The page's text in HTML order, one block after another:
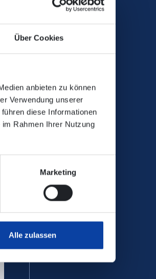
Über Cookies
anbieten zu können
Verwendung unserer
diese Informationen
Rahmen Ihrer Nutzung
Marketing
Alle zulassen
an, die von der VRM GmbH
mit dem Belastungsdatum,